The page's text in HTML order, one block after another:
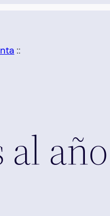
::